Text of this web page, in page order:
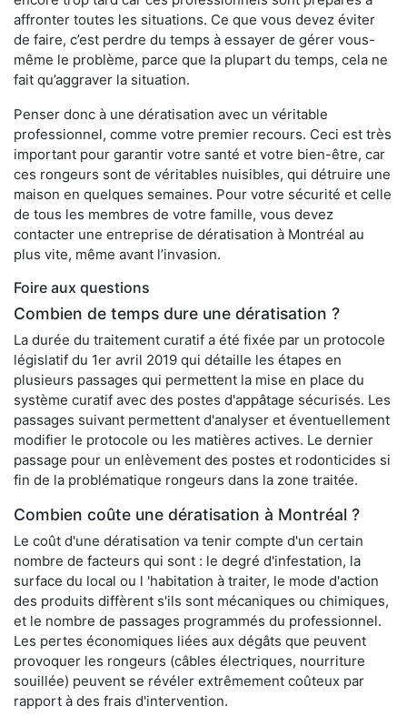
affronter toutes les situations. Ce que vous devez éviter
de faire, c’est perdre du temps à essayer de gérer vous-
même le problème, parce que la plupart du temps, cela ne
fait qu’aggraver la situation.
Penser donc à une dératisation avec un véritable
professionnel, comme votre premier recours. Ceci est très
important pour garantir votre santé et votre bien-être, car
ces rongeurs sont de véritables nuisibles, qui détruire une
maison en quelques semaines. Pour votre sécurité et celle
de tous les membres de votre famille, vous devez
contacter une entreprise de dératisation à Montréal au
plus vite, même avant l’invasion.
Foire aux questions
Combien de temps dure une dératisation ?
La durée du traitement curatif a été fixée par un protocole
législatif du 1er avril 2019 qui détaille les étapes en
plusieurs passages qui permettent la mise en place du
système curatif avec des postes d'appâtage sécurisés. Les
passages suivant permettent d'analyser et éventuellement
modifier le protocole ou les matières actives. Le dernier
passage pour un enlèvement des postes et rodonticides si
fin de la problématique rongeurs dans la zone traitée.
Combien coûte une dératisation à Montréal ?
Le coût d'une dératisation va tenir compte d'un certain
nombre de facteurs qui sont : le degré d'infestation, la
surface du local ou l 'habitation à traiter, le mode d'action
des produits diffèrent s'ils sont mécaniques ou chimiques,
et le nombre de passages programmés du professionnel.
Les pertes économiques liées aux dégâts que peuvent
provoquer les rongeurs (câbles électriques, nourriture
souillée) peuvent se révéler extrêmement coûteux par
rapport à des frais d'intervention.